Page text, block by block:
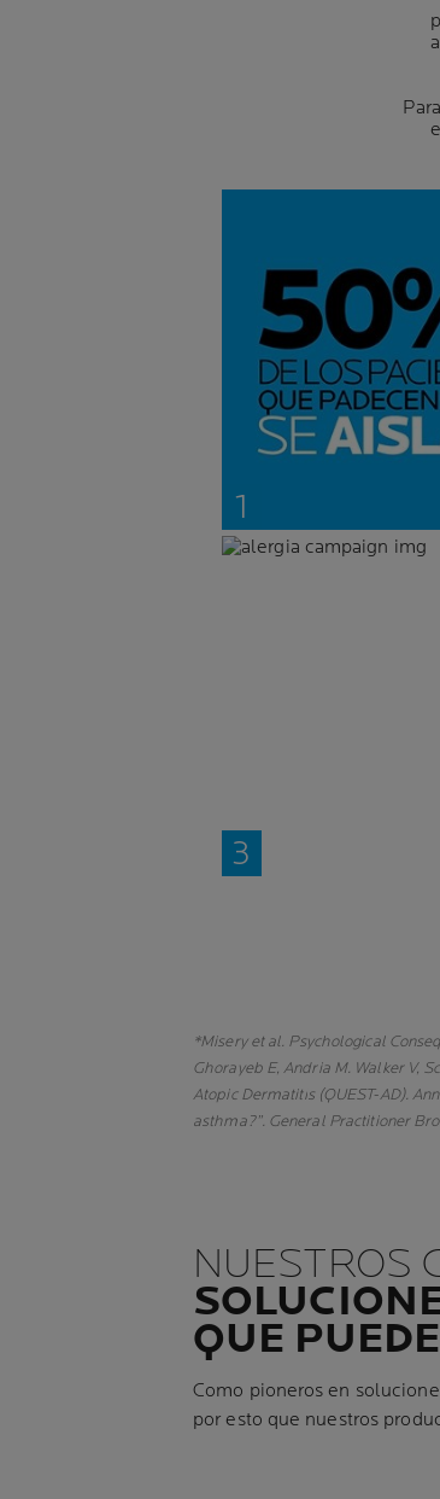
*Misery et al. Psychological
Ghorayeb E, Andria M. Walker V,
Atopic Dermatitis (QUEST-AD).
asthma?”. General Practitioner
NUESTROS
QUE
Como pioneros en
por esto que nuestros